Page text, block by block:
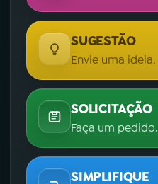
SUGESTÃO
Envie uma ideia.
SOLICITAÇÃO
Faça um pedido.
SIMPLIFIQUE